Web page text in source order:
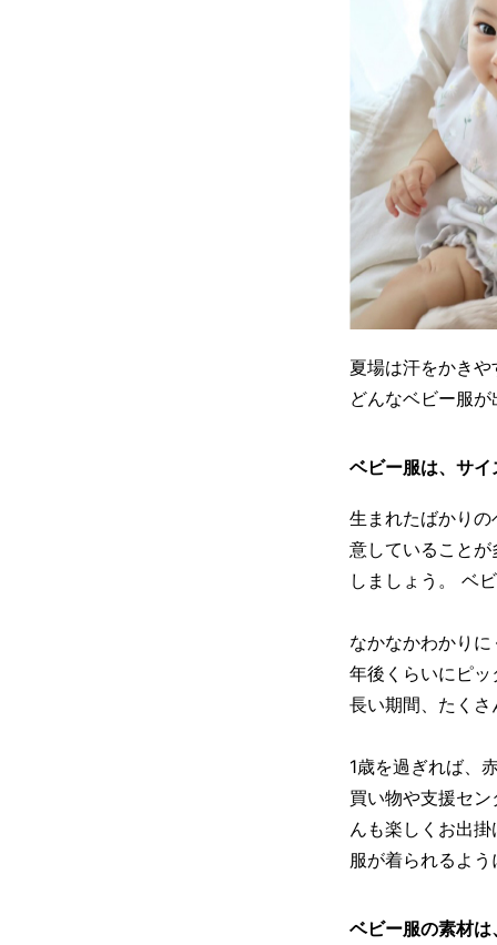
夏場は汗をかき
どんなベビー服
ベビー服は、サ
生まれたばかり
意していること
しましょう。 ベ
なかなかわかり
年後くらいにピ
長い期間、たく
1歳を過ぎれば、
買い物や支援セ
んも楽しくお出
服が着られるよ
ベビー服の素材